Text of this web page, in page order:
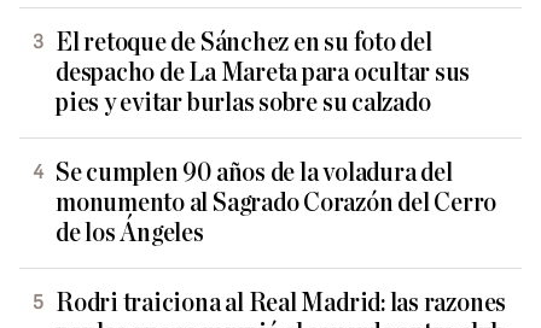
El retoque de Sánchez en su foto del
despacho de La Mareta para ocultar sus
pies y evitar burlas sobre su calzado
Se cumplen 90 años de la voladura del
monumento al Sagrado Corazón del Cerro
de los Ángeles
Rodri traiciona al Real Madrid: las razones